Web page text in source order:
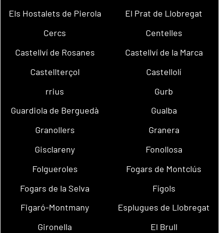
Els Hostalets de Pierola
El Prat de Llobregat
Cercs
Centelles
Castellví de Rosanes
Castellví de la Marca
Castellterçol
Castellolí
rrius
Gurb
Guardiola de Berguedà
Gualba
Granollers
Granera
Gisclareny
Fonollosa
Folgueroles
Fogars de Montclús
Fogars de la Selva
Fígols
Figaró-Montmany
Esplugues de Llobregat
Gironella
El Brull